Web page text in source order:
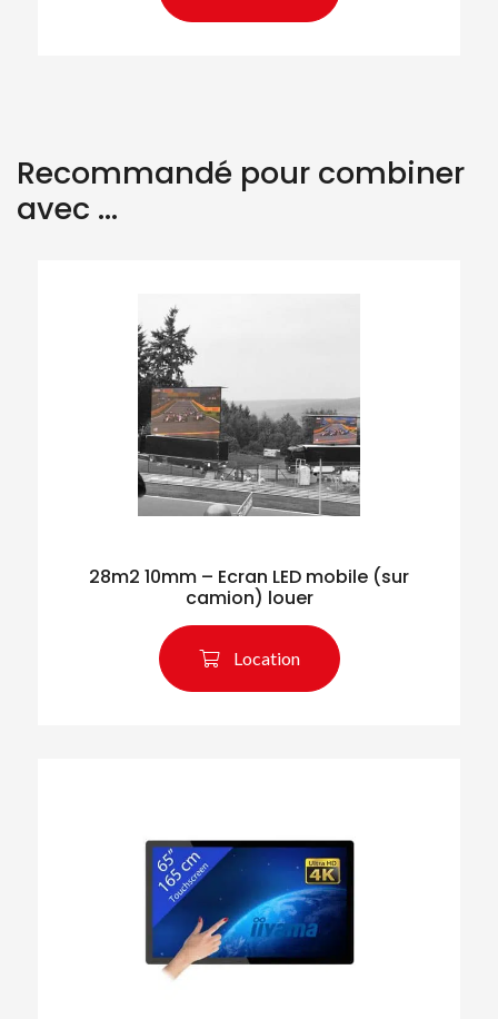
Recommandé pour combiner
avec ...
28m2 10mm – Ecran LED mobile (sur
camion) louer
Location